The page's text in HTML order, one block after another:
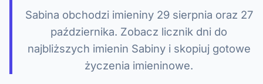
Sabina obchodzi imieniny 29 sierpnia oraz 27
października. Zobacz licznik dni do
najbliższych imienin Sabiny i skopiuj gotowe
życzenia imieninowe.